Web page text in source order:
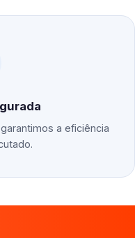
a eficiência